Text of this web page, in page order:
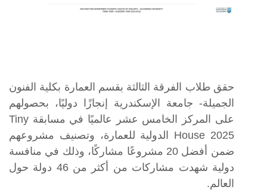
حقق طلاب الفرقة الثالثة بقسم العمارة بكلية الفنون
الجميلة- جامعة الإسكندرية إنجازًا دوليًا، بحصولهم
على المركز الخامس عشر عالميًا في مسابقة Tiny
House 2025 الدولية للعمارة، وتصنيف مشروعهم
ضمن أفضل 20 مشروعًا مشاركًا، وذلك في منافسة
دولية شهدت مشاركات من أكثر من 46 دولة حول
العالم.